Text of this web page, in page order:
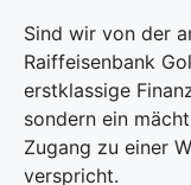
Sind wir von der
Raiffeisenbank
erstklassige
sondern ein
Zugang zu einer
verspricht.